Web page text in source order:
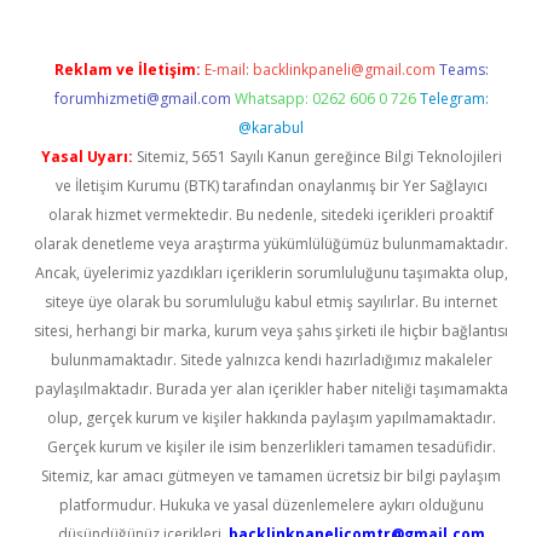
Reklam ve İletişim: E-mail: backlinkpaneli@gmail.com Teams:
forumhizmeti@gmail.com Whatsapp: 0262 606 0 726 Telegram:
@karabul
Yasal Uyarı: Sitemiz, 5651 Sayılı Kanun gereğince Bilgi Teknolojileri
ve İletişim Kurumu (BTK) tarafından onaylanmış bir Yer Sağlayıcı
olarak hizmet vermektedir. Bu nedenle, sitedeki içerikleri proaktif
olarak denetleme veya araştırma yükümlülüğümüz bulunmamaktadır.
Ancak, üyelerimiz yazdıkları içeriklerin sorumluluğunu taşımakta olup,
siteye üye olarak bu sorumluluğu kabul etmiş sayılırlar. Bu internet
sitesi, herhangi bir marka, kurum veya şahıs şirketi ile hiçbir bağlantısı
bulunmamaktadır. Sitede yalnızca kendi hazırladığımız makaleler
paylaşılmaktadır. Burada yer alan içerikler haber niteliği taşımamakta
olup, gerçek kurum ve kişiler hakkında paylaşım yapılmamaktadır.
Gerçek kurum ve kişiler ile isim benzerlikleri tamamen tesadüfidir.
Sitemiz, kar amacı gütmeyen ve tamamen ücretsiz bir bilgi paylaşım
platformudur. Hukuka ve yasal düzenlemelere aykırı olduğunu